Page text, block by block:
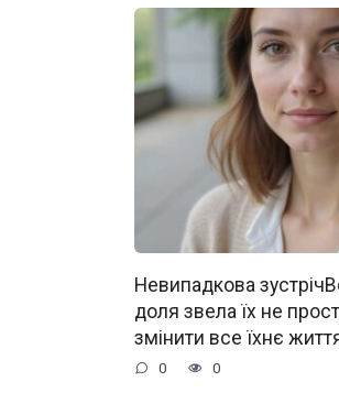
Невипадкова
доля звела їх не
змінити все їхнє
0 0